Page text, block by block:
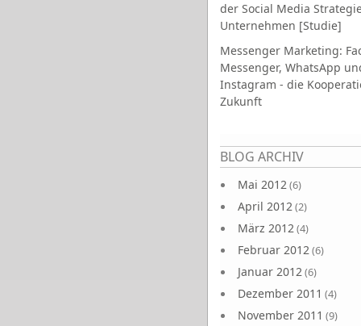
der Social Media
Unternehmen [Studie]
Messenger Marketing:
Messenger, WhatsApp
Instagram - die
Zukunft
BLOG ARCHIV
Mai 2012(6)
April 2012(2)
März 2012(4)
Februar 2012(6)
Januar 2012(6)
Dezember 2011 (4)
November 2011 (9)
Seiten